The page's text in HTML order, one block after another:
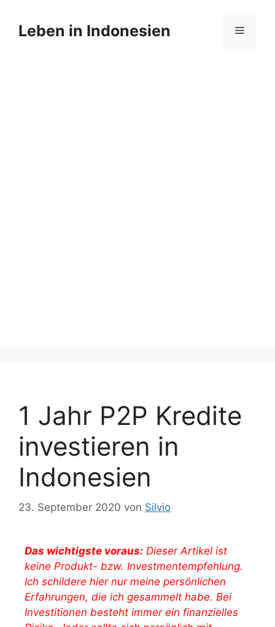
Leben in Indonesien
1 Jahr P2P Kredite
investieren in
Indonesien
23. September 2020 von Silvio
Das wichtigste voraus: Dieser Artikel ist
keine Produkt- bzw. Investmentempfehlung.
Ich schildere hier nur meine persönlichen
Erfahrungen, die ich gesammelt habe. Bei
Investitionen besteht immer ein finanzielles